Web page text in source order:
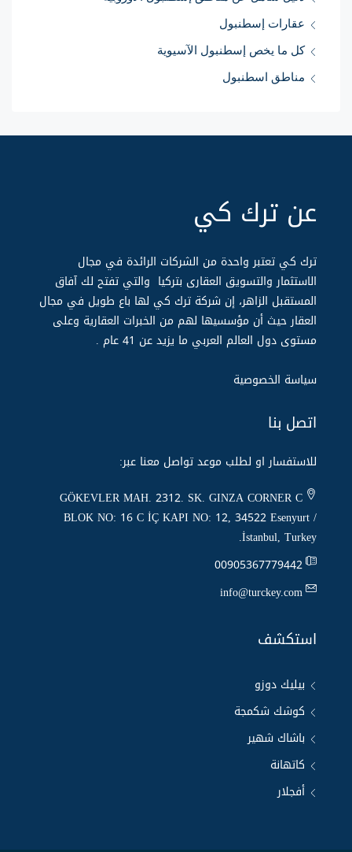
عقارات إسطنبول
كل ما يخص إسطنبول الآسيوية
مناطق اسطنبول
عن ترك كي
ترك كي تعتبر واحدة من الشركات الرائدة في مجال
الاستثمار والتسويق العقارى بتركيا والتي تفتح لك آفاق
المستقبل الزاهر، إن شركة ترك كي لها باع طويل في مجال
العقار حيث أن مؤسسيها لهم من الخبرات العقارية وعلى
مستوى دول العالم العربي ما يزيد عن 14 عام .
سياسة الخصوصية
اتصل بنا
للاستفسار او لطلب موعد تواصل معنا عبر:
GÖKEVLER MAH. 2312. SK. GINZA CORNER C
BLOK NO: 16 C İÇ KAPI NO: 12, 34522 Esenyurt /
İstanbul, Turkey.
00905367779442
info@turckey.com
استكشف
بيليك دوزو
كوشك شكمجة
باشاك شهير
كاتهانة
أفجلار